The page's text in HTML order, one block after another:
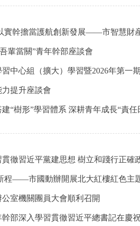
實幹擔當護航創新發展——市智慧財
輩當關”青年幹部座談會
中心組（擴大）學習暨2026年第一
提升座談會
“樹形”學習體系 深耕青年成長“責任
徹習近平黨建思想 樹立和踐行正確
程——市國動辦開展北大紅樓紅色主
室機關團員大會順利召開
部深入學習貫徹習近平總書記在慶